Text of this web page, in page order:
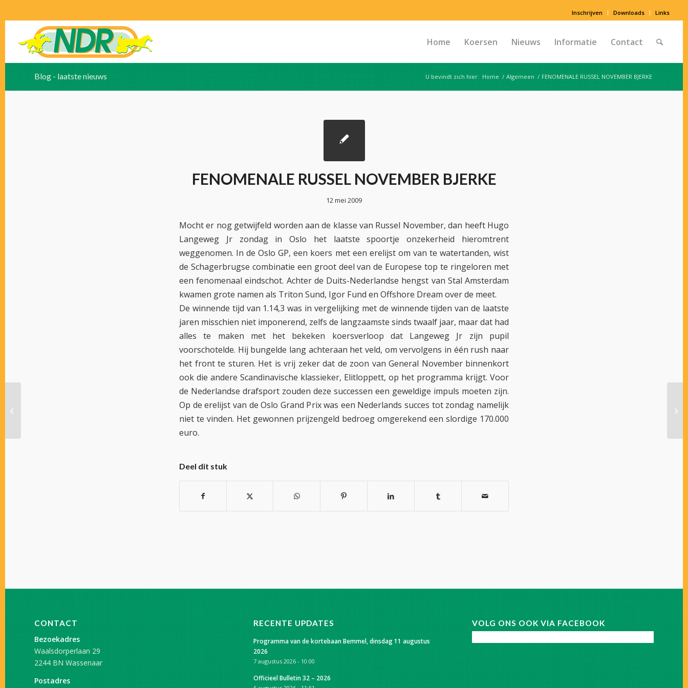
Inschrijven Downloads Links
Home Koersen Nieuws Informatie Contact
Blog - laatste nieuws U bevindt zich hier: Home / Algemeen / FENOMENALE RUSSEL NOVEMBER BJERKE
FENOMENALE RUSSEL NOVEMBER BJERKE
12 mei 2009
Mocht er nog getwijfeld worden aan de klasse van Russel November, dan heeft Hugo
Langeweg Jr zondag in Oslo het laatste spoortje onzekerheid hieromtrent
weggenomen. In de Oslo GP, een koers met een erelijst om van te watertanden, wist
de Schagerbrugse combinatie een groot deel van de Europese top te ringeloren met
een fenomenaal eindschot. Achter de Duits-Nederlandse hengst van Stal Amsterdam
kwamen grote namen als Triton Sund, Igor Fund en Offshore Dream over de meet.
De winnende tijd van 1.14,3 was in vergelijking met de winnende tijden van de laatste
jaren misschien niet imponerend, zelfs de langzaamste sinds twaalf jaar, maar dat had
alles te maken met het bekeken koersverloop dat Langeweg Jr zijn pupil
voorschotelde. Hij bungelde lang achteraan het veld, om vervolgens in één rush naar
het front te sturen. Het is vrij zeker dat de zoon van General November binnenkort
ook die andere Scandinavische klassieker, Elitloppett, op het programma krijgt. Voor
de Nederlandse drafsport zouden deze successen een geweldige impuls moeten zijn.
Op de erelijst van de Oslo Grand Prix was een Nederlands succes tot zondag namelijk
niet te vinden. Het gewonnen prijzengeld bedroeg omgerekend een slordige 170.000
euro.
Deel dit stuk
CONTACT
Bezoekadres
Waalsdorperlaan 29
2244 BN Wassenaar
Postadres
RECENTE UPDATES
Programma van de kortebaan Bemmel, dinsdag 11 augustus
2026
7 augustus 2026 - 10:00
Officieel Bulletin 32 – 2026
VOLG ONS OOK VIA FACEBOOK